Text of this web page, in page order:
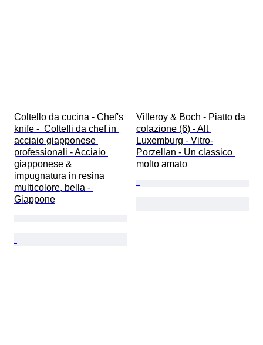
Coltello da cucina - Chef's
knife -  Coltelli da chef in
acciaio giapponese
professionali - Acciaio
giapponese &
impugnatura in resina
multicolore, bella -
Giappone
Villeroy & Boch - Piatto da
colazione (6) - Alt
Luxemburg - Vitro-
Porzellan - Un classico
molto amato